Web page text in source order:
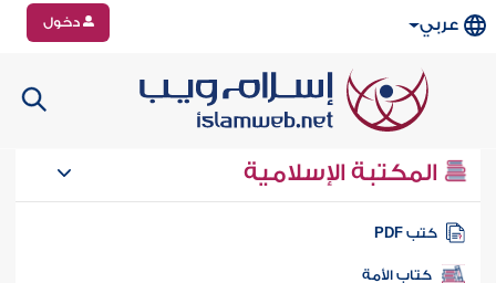
عربي دخول
المكتبة الإسلامية
كتب PDF